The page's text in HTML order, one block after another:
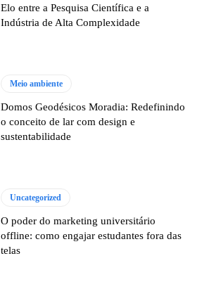
Elo entre a Pesquisa Científica e a
Indústria de Alta Complexidade
Meio ambiente
Domos Geodésicos Moradia: Redefinindo
o conceito de lar com design e
sustentabilidade
Uncategorized
O poder do marketing universitário
offline: como engajar estudantes fora das
telas